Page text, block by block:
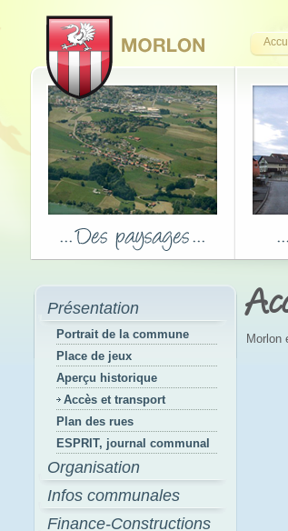
Présentation
Portrait de la commune
Place de jeux
Aperçu historique
Accès et transport
Plan des rues
ESPRIT, journal communal
Organisation
Infos communales
Finance-Constructions
Morlon